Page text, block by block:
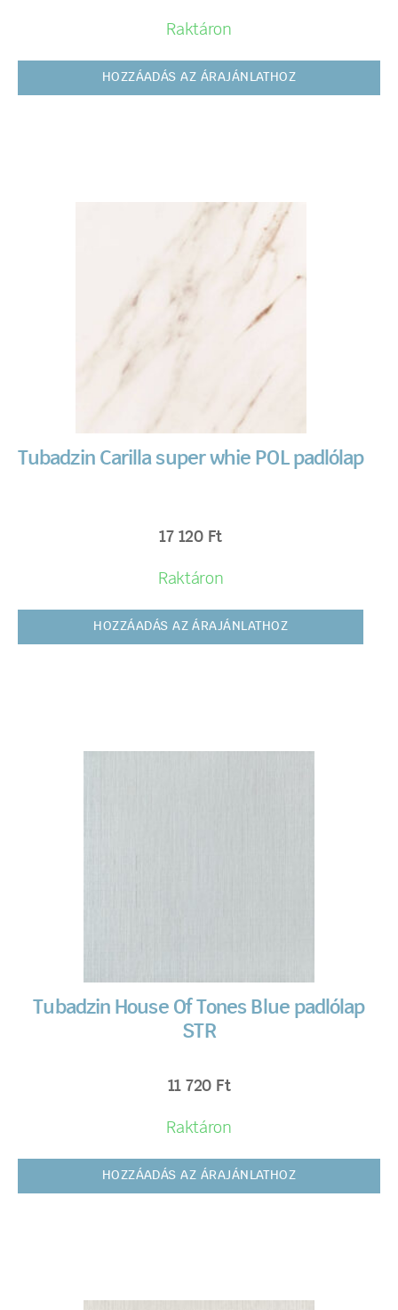
Raktáron
HOZZÁADÁS AZ ÁRAJÁNLATHOZ
Tubadzin Carilla super whie POL padlólap
17 120 Ft
Raktáron
HOZZÁADÁS AZ ÁRAJÁNLATHOZ
Tubadzin House Of Tones Blue padlólap
STR
11 720 Ft
Raktáron
HOZZÁADÁS AZ ÁRAJÁNLATHOZ